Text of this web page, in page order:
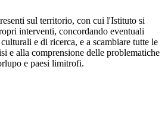
sul territorio, con cui l'Istituto si
interventi, concordando eventuali
e di ricerca, e a scambiare tutte le
e alla comprensione delle problematiche
e paesi limitrofi.